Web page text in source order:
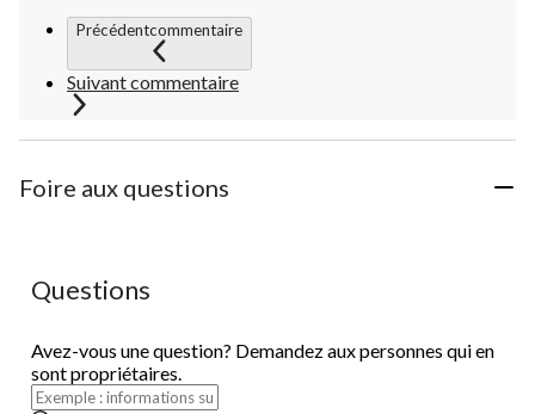
Précédentcommentaire
Suivant commentaire
Foire aux questions
Questions
Avez-vous une question? Demandez aux personnes qui en
sont propriétaires.